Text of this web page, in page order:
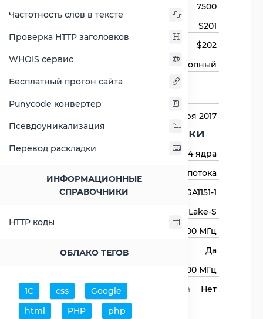
Частотность слов в тексте
Проверка HTTP заголовков
WHOIS сервис
Бесплатный прогон сайта
Punycode конвертер
Псевдоуникализация
Перевод раскладки
ИНФОРМАЦИОННЫЕ
СПРАВОЧНИКИ
HTTP коды
ОБЛАКО ТЕГОВ
1С css
Google
html
PHP
php
7500
$201
Цена на момент выхода
$202
Тип процессора
Десктопный
НазначениеДля настольных
3 января 2017
Основные харктеристики
Количество ядер
4 ядра
Количество потоков
4 потока
Сокет (разъём)
LGA1151-1
Kaby Lake-S
3400 МГц
Авторазгон
Да
3800 МГц
Свободный множитель процессора
Нет
Процессор